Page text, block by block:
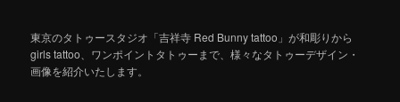
東京のタトゥースタジオ「吉祥寺 Red Bunny tattoo」が和彫りから
girls tattoo、ワンポイントタトゥーまで、様々なタトゥーデザイン・
画像を紹介いたします。